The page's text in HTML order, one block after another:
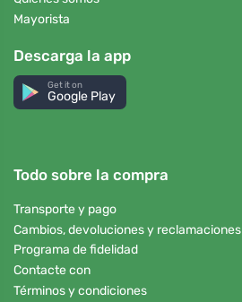
Mayorista
Descarga la app
Get it on
Google Play
Todo sobre la compra
Transporte y pago
Cambios, devoluciones y reclamaciones
Programa de fidelidad
Contacte con
Términos y condiciones